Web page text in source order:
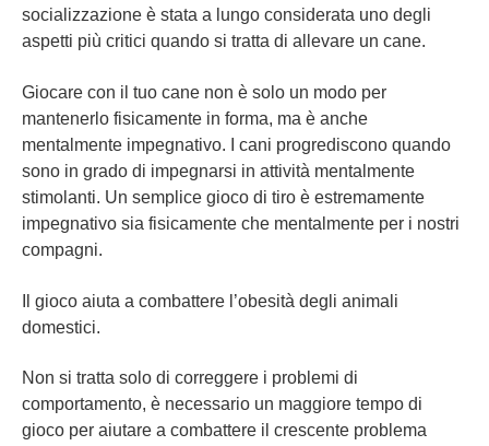
socializzazione è stata a lungo considerata uno degli
aspetti più critici quando si tratta di allevare un cane.
Giocare con il tuo cane non è solo un modo per
mantenerlo fisicamente in forma, ma è anche
mentalmente impegnativo. I cani progrediscono quando
sono in grado di impegnarsi in attività mentalmente
stimolanti. Un semplice gioco di tiro è estremamente
impegnativo sia fisicamente che mentalmente per i nostri
compagni.
Il gioco aiuta a combattere l’obesità degli animali
domestici.
Non si tratta solo di correggere i problemi di
comportamento, è necessario un maggiore tempo di
gioco per aiutare a combattere il crescente problema